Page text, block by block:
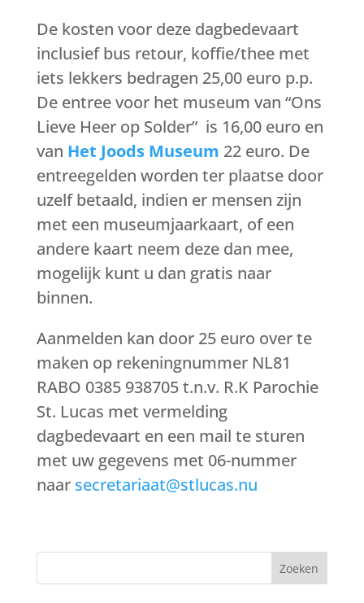
De kosten voor deze dagbedevaart
inclusief bus retour, koffie/thee met
iets lekkers bedragen 25,00 euro p.p.
De entree voor het museum van “Ons
Lieve Heer op Solder” is 16,00 euro en
van Het Joods Museum 22 euro. De
entreegelden worden ter plaatse door
uzelf betaald, indien er mensen zijn
met een museumjaarkaart, of een
andere kaart neem deze dan mee,
mogelijk kunt u dan gratis naar
binnen.
Aanmelden kan door 25 euro over te
maken op rekeningnummer NL81
RABO 0385 938705 t.n.v. R.K Parochie
St. Lucas met vermelding
dagbedevaart en een mail te sturen
met uw gegevens met 06-nummer
naar secretariaat@stlucas.nu